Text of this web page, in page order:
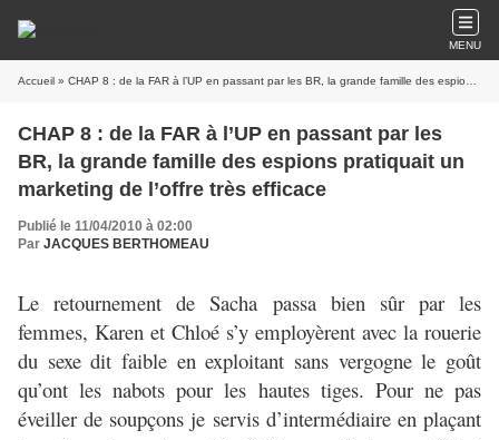
MENU
Accueil » CHAP 8 : de la FAR à l’UP en passant par les BR, la grande famille des espions pratiquait un marketing de l’offre très efficace
CHAP 8 : de la FAR à l’UP en passant par les
BR, la grande famille des espions pratiquait un
marketing de l’offre très efficace
Publié le 11/04/2010 à 02:00
Par JACQUES BERTHOMEAU
Le retournement de Sacha passa bien sûr par les
femmes, Karen et Chloé s’y employèrent avec la rouerie
du sexe dit faible en exploitant sans vergogne le goût
qu’ont les nabots pour les hautes tiges. Pour ne pas
éveiller de soupçons je servis d’intermédiaire en plaçant